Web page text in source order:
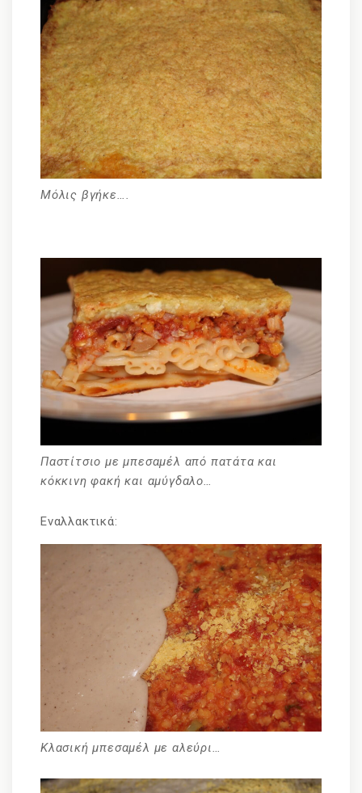
Μόλις βγήκε….
Παστίτσιο με μπεσαμέλ από πατάτα και
κόκκινη φακή και αμύγδαλο…
Εναλλακτικά:
Κλασική μπεσαμέλ με αλεύρι…